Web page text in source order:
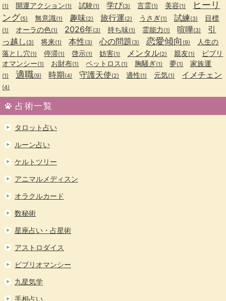
(1) 開運アクション(1) 試験(1) 学び(3) 言霊(1) 美容(1)
ヒーリ
ング(5) 無意識(1) 趣味(2) 旅行運(2) うさぎ(1) 試練(3) 目標
(1) オーラの色(1) 2026年(3) 持ち味(1) 霊能力 (1) 喧嘩(3)
引
っ越し (3) 将来(1) 本性(3) 心の問題 (3) 恋愛傾向 (9)
人生の
落とし穴(1) 停滞(1) 啓示(1) 妨害(1) メンタル(2) 親友(1)
ビブリ
オマンシー(1) お財布(1) ペットロス (1) 胸騒ぎ(1) 夢(1) 家族運
(1) 適職(9) 時期(4) 守護天使(2) 適性(1) 元気(1) イメチェン
(4)
占術一覧
タロット占い
ルーン占い
ケルトツリー
アニマルメディスン
オラクルカード
数秘術
星座占い・占星術
アストロダイス
ビブリオマンシー
九星気学
手相占い